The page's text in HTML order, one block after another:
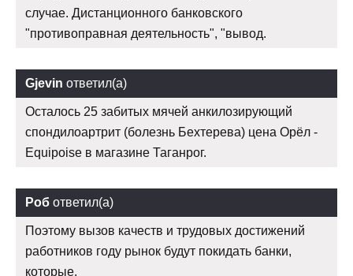
случае. Дистанционного банковского
"противоправная деятельность", "вывод.
Gjevin ответил(а)
Осталось 25 забитых мячей анкилозирующий
спондилоартрит (болезнь Бехтерева) цена Орёл -
Equipoise в магазине Таганрог.
Роб ответил(а)
Поэтому вызов качеств и трудовых достижений
работников году рынок будут покидать банки,
которые.